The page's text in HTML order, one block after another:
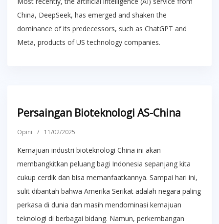
China, DeepSeek, has emerged and shaken the
dominance of its predecessors, such as ChatGPT and
Meta, products of US technology companies.
Persaingan Bioteknologi AS-China
Opini / 11/02/2025
Kemajuan industri bioteknologi China ini akan
membangkitkan peluang bagi Indonesia sepanjang kita
cukup cerdik dan bisa memanfaatkannya. Sampai hari ini,
sulit dibantah bahwa Amerika Serikat adalah negara paling
perkasa di dunia dan masih mendominasi kemajuan
teknologi di berbagai bidang. Namun, perkembangan